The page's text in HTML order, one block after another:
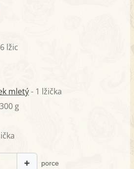
lžic
mletý- 1 lžička
g
+ porce